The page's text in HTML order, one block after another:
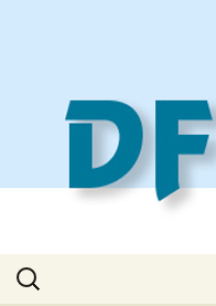
Zoeken
naar: